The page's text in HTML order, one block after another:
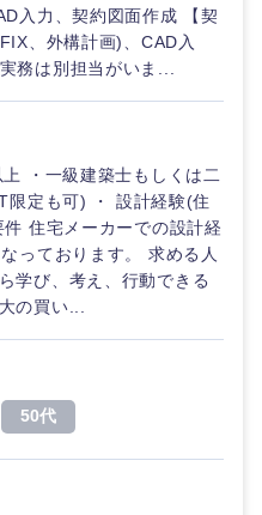
宮崎県
沖縄県
入力、契約図面作成 【契
、外構計画)、CAD入
務は別担当がいま...
・一級建築士もしくは二
限定も可) ・ 設計経験(住
住宅メーカーでの設計経
っております。 求める人
学び、考え、行動できる
の買い...
50代